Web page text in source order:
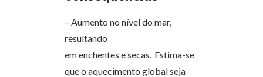
– Aumento no nível do mar,
resultando
em enchentes e secas. Estima-se
que o aquecimento global seja